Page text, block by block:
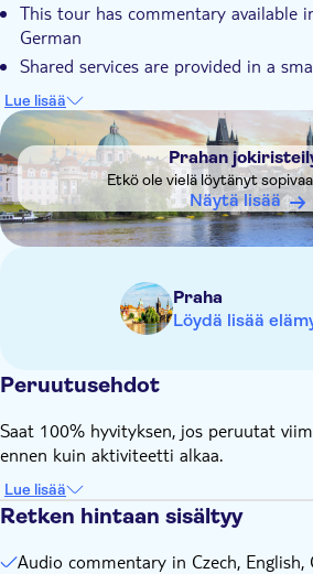
This tour has commentary available
German
Shared services are provided in a
with all hygienic regulations on
disinfection before each trip,
the trip and in the places visited
You must have covered noses and
scarf) and have gloves
Lue lisää
DSA1Prahan jokiristeilyt
Prahan
Etkö ole vielä löytänyt
Näytä lisää
Praha
Löydä lisää
Peruutusehdot
Saat 100% hyvityksen, jos peruutat
ennen kuin aktiviteetti alkaa.
Lue lisää
Retken hintaan sisältyy
Audio commentary in Czech, English,